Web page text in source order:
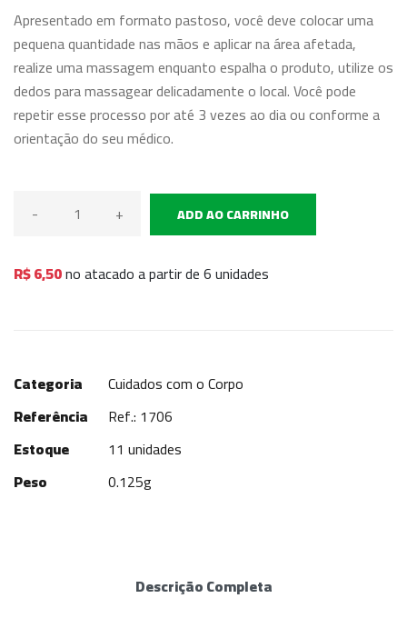
Apresentado em formato pastoso, você deve colocar uma
pequena quantidade nas mãos e aplicar na área afetada,
realize uma massagem enquanto espalha o produto, utilize os
dedos para massagear delicadamente o local. Você pode
repetir esse processo por até 3 vezes ao dia ou conforme a
orientação do seu médico.
- + ADD AO CARRINHO
R$ 6,50no atacado a partir de 6 unidades
Categoria
Cuidados com o Corpo
Referência
Ref.: 1706
Estoque
11 unidades
Peso
0.125g
Descrição Completa